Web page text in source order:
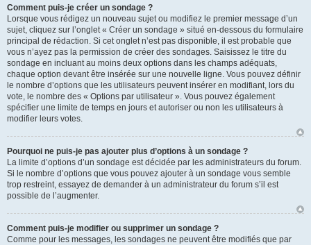
Comment puis-je créer un sondage ?
Lorsque vous rédigez un nouveau sujet ou modifiez le premier message d’un
sujet, cliquez sur l’onglet « Créer un sondage » situé en-dessous du formulaire
principal de rédaction. Si cet onglet n’est pas disponible, il est probable que
vous n’ayez pas la permission de créer des sondages. Saisissez le titre du
sondage en incluant au moins deux options dans les champs adéquats,
chaque option devant être insérée sur une nouvelle ligne. Vous pouvez définir
le nombre d’options que les utilisateurs peuvent insérer en modifiant, lors du
vote, le nombre des « Options par utilisateur ». Vous pouvez également
spécifier une limite de temps en jours et autoriser ou non les utilisateurs à
modifier leurs votes.
Pourquoi ne puis-je pas ajouter plus d’options à un sondage ?
La limite d’options d’un sondage est décidée par les administrateurs du forum.
Si le nombre d’options que vous pouvez ajouter à un sondage vous semble
trop restreint, essayez de demander à un administrateur du forum s’il est
possible de l’augmenter.
Comment puis-je modifier ou supprimer un sondage ?
Comme pour les messages, les sondages ne peuvent être modifiés que par